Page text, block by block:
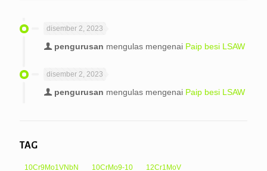
disember 2, 2023
pengurusan mengulas mengenai Paip besi LSAW
disember 2, 2023
pengurusan mengulas mengenai Paip besi LSAW
TAG
10Cr9Mo1VNbN 10CrMo9-10 12Cr1MoV